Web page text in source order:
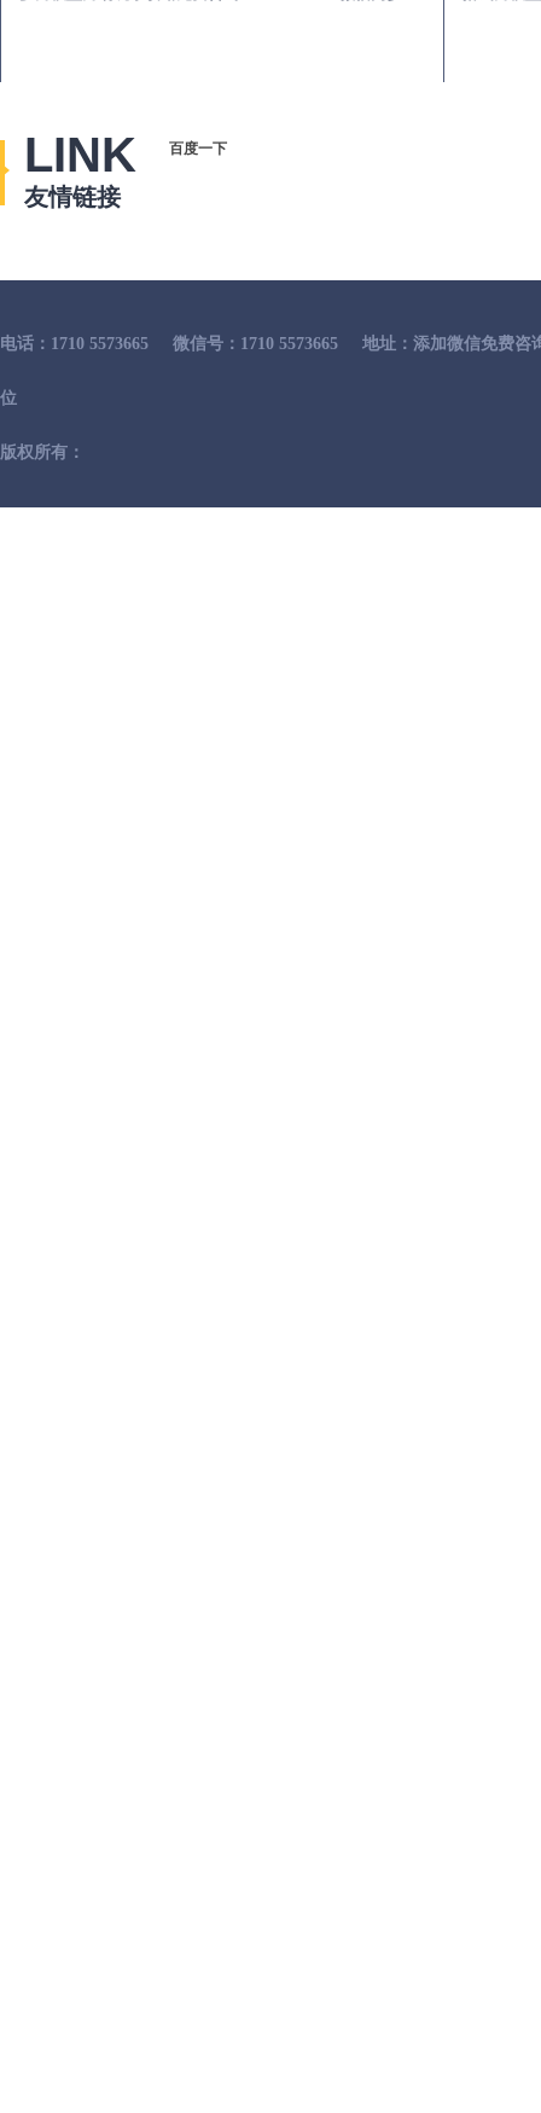
LINK
友情链接
百度一下
电话：1710 5573665 微信号：1710 5573665 地址：添加微信免费咨
位
版权所有：